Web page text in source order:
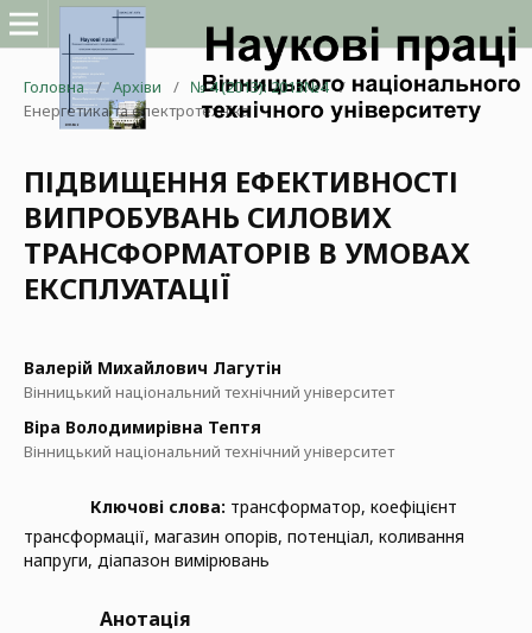
Головна / Архіви / № 4 (2013): 2013№4 /
Енергетика та електротехніка
ПІДВИЩЕННЯ ЕФЕКТИВНОСТІ
ВИПРОБУВАНЬ СИЛОВИХ
ТРАНСФОРМАТОРІВ В УМОВАХ
ЕКСПЛУАТАЦІЇ
Валерій Михайлович Лагутін
Вінницький національний технічний університет
Віра Володимирівна Тептя
Вінницький національний технічний університет
Ключові слова: трансформатор, коефіцієнт
трансформації, магазин опорів, потенціал, коливання
напруги, діапазон вимірювань
Анотація